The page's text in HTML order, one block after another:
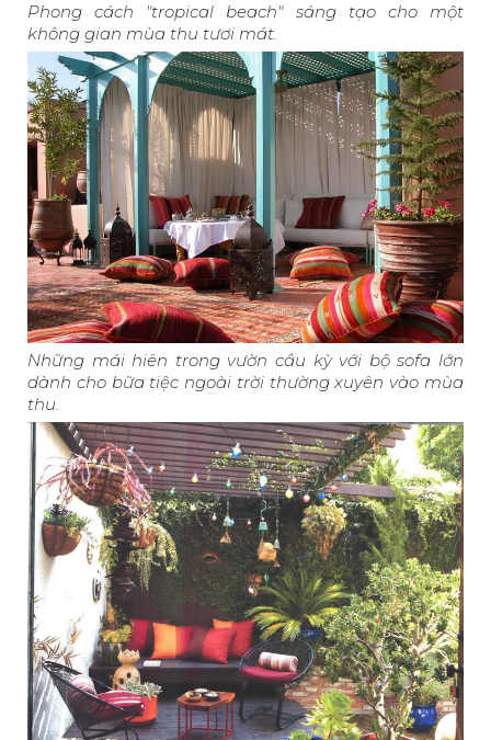
Phong cách "tropical beach" sáng tạo cho một
không gian mùa thu tươi mát.
Những mái hiên trong vườn cầu kỳ với bộ sofa lớn
dành cho bữa tiệc ngoài trời thường xuyên vào mùa
thu.